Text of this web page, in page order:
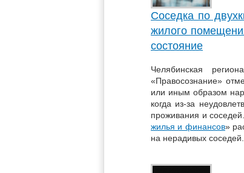
Соседка по
жилого
состояние
Челябинская
«Правосознание»
или иным образом
когда из-за
проживания и
жилья и финансов»
на нерадивых соседей.